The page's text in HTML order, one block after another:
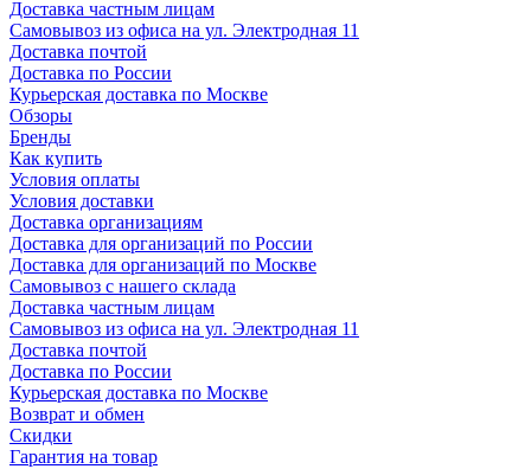
Доставка частным лицам
Самовывоз из офиса на ул. Электродная 11
Доставка почтой
Доставка по России
Курьерская доставка по Москве
Обзоры
Бренды
Как купить
Условия оплаты
Условия доставки
Доставка организациям
Доставка для организаций по России
Доставка для организаций по Москве
Самовывоз с нашего склада
Доставка частным лицам
Самовывоз из офиса на ул. Электродная 11
Доставка почтой
Доставка по России
Курьерская доставка по Москве
Возврат и обмен
Скидки
Гарантия на товар